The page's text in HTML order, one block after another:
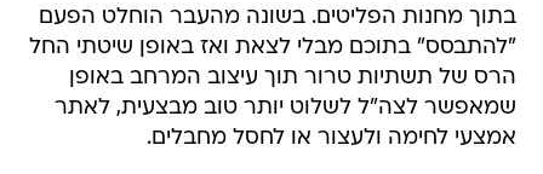
בתוך מחנות הפליטים. בשונה מהעבר הוחלט הפעם
"להתבסס" בתוכם מבלי לצאת ואז באופן שיטתי החל
הרס של תשתיות טרור תוך עיצוב המרחב באופן
שמאפשר לצה"ל לשלוט יותר טוב מבצעית, לאתר
אמצעי לחימה ולעצור או לחסל מחבלים.